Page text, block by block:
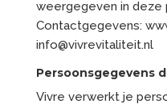
weergegeven in deze
Contactgegevens:
info@vivrevitaliteit.nl
Persoonsgegevens
Vivre verwerkt je